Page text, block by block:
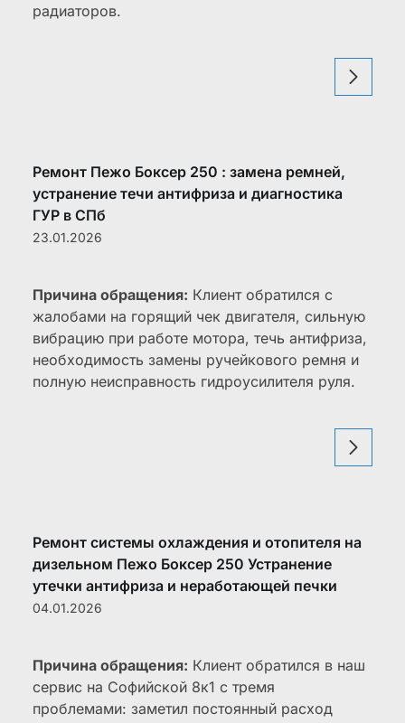
радиаторов.
Ремонт Пежо Боксер 250 : замена ремней,
устранение течи антифриза и диагностика
ГУР в СПб
23.01.2026
Причина обращения: Клиент обратился с
жалобами на горящий чек двигателя, сильную
вибрацию при работе мотора, течь антифриза,
необходимость замены ручейкового ремня и
полную неисправность гидроусилителя руля.
Ремонт системы охлаждения и отопителя на
дизельном Пежо Боксер 250 Устранение
утечки антифриза и неработающей печки
04.01.2026
Причина обращения: Клиент обратился в наш
сервис на Софийской 8к1 с тремя
проблемами: заметил постоянный расход